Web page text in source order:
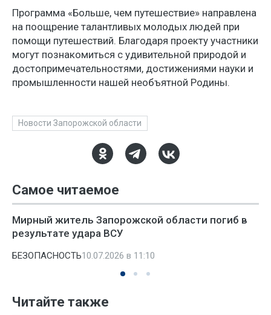
Программа «Больше, чем путешествие» направлена
на поощрение талантливых молодых людей при
помощи путешествий. Благодаря проекту участники
могут познакомиться с удивительной природой и
достопримечательностями, достижениями науки и
промышленности нашей необъятной Родины.
Новости Запорожской области
Самое читаемое
Мирный житель Запорожской области погиб в
результате удара ВСУ
БЕЗОПАСНОСТЬ10.07.2026 в 11:10
Читайте также